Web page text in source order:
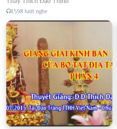
1.598 lượt nghe